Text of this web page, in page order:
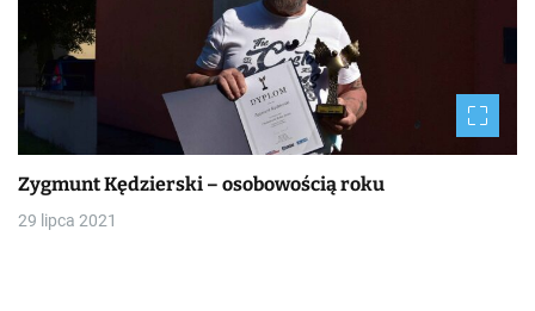
Zygmunt Kędzierski – osobowością roku
29 lipca 2021